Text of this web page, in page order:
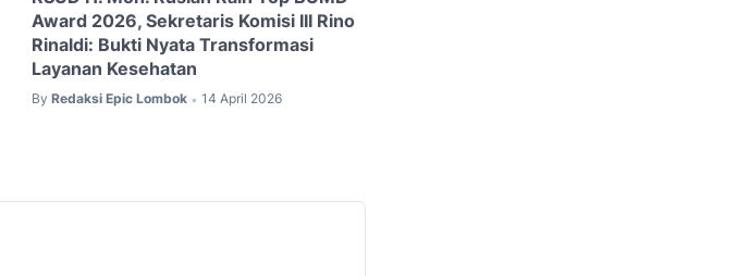
Award 2026, Sekretaris Komisi III Rino
Rinaldi: Bukti Nyata Transformasi
Layanan Kesehatan
By Redaksi Epic Lombok • 14 April 2026